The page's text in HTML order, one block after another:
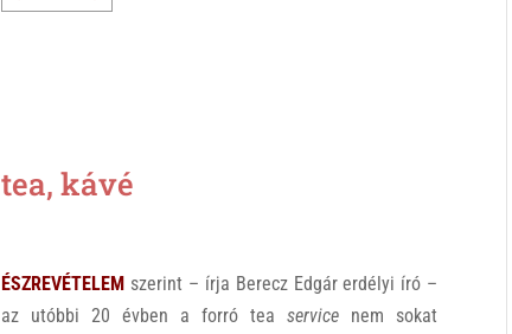
kávé
ÉSZREVÉTELEM szerint – írja Berecz Edgár erdélyi író –
az utóbbi 20 évben a forró teaservice nem sokat